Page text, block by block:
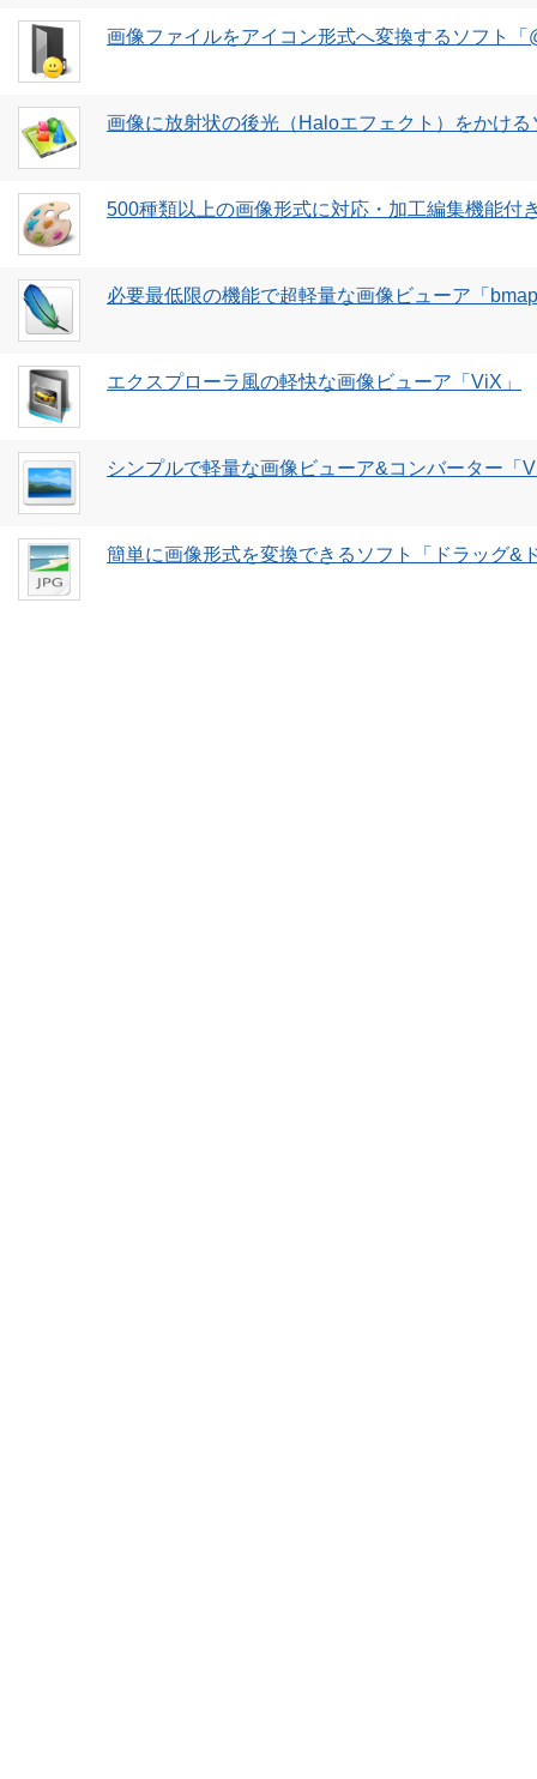
画像ファイルをアイコン形式へ変換するソフト「
画像に放射状の後光（Haloエフェクト）をかけ
500種類以上の画像形式に対応・加工編集機能付
必要最低限の機能で超軽量な画像ビューア「
エクスプローラ風の軽快な画像ビューア「ViX」
シンプルで軽量な画像ビューア&コンバーター「
簡単に画像形式を変換できるソフト「ドラッグ&